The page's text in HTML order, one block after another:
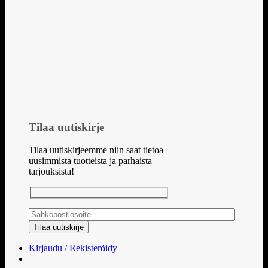
Tilaa uutiskirje
Tilaa uutiskirjeemme niin saat tietoa
uusimmista tuotteista ja parhaista
tarjouksista!
Kirjaudu / Rekisteröidy